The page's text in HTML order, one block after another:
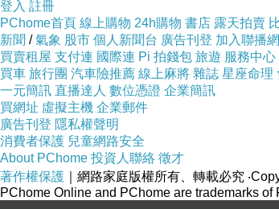
登入 註冊
PChome首頁 線上購物 24h購物 書店 露天拍賣
新聞 /氣象 股市 個人新聞台 廣告刊登 加入聯播網
買賣租屋 支付連 國際連 Pi 拍錢包 旅遊 服務中心
買車 旅行團 汽車險推薦 線上麻將 雜誌 星座命理
一元簡訊 直播達人 數位憑證 企業簡訊
買網址 虛擬主機 企業郵件
廣告刊登 隱私權聲明
消費者保護 兒童網路安全
About PChome 投資人聯絡 徵才
著作權保護 ｜網路家庭版權所有、轉載必究
PChome Online and PChome are trademarks of